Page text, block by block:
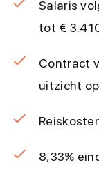
Salaris
tot €
Contract
uitzicht
8,33%